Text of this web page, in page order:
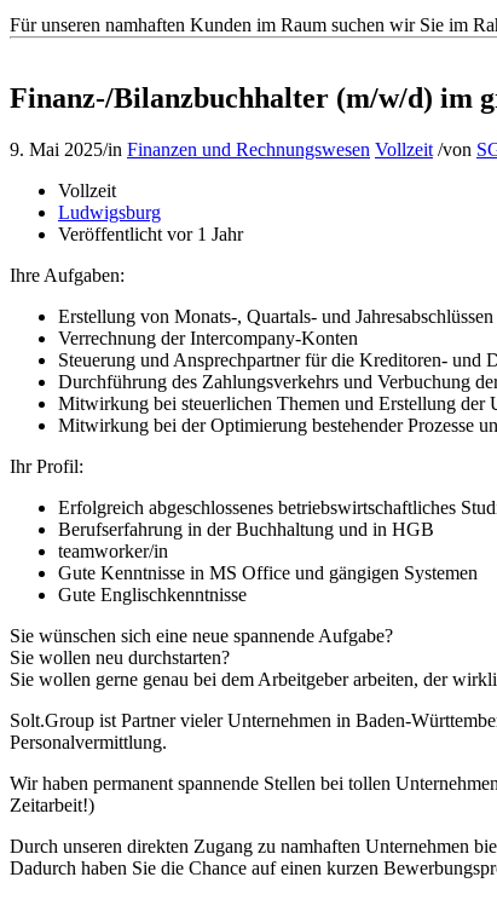
Für unseren namhaften Kunden im Raum suchen wir Sie im
Finanz-/Bilanzbuchhalter (m/w/d) im
9. Mai 2025/in Finanzen und Rechnungswesen Vollzeit /von
Vollzeit
Ludwigsburg
Veröffentlicht vor 1 Jahr
Ihre Aufgaben:
Erstellung von Monats-, Quartals- und
Verrechnung der Intercompany-Konten
Steuerung und Ansprechpartner für die Kreditoren- und
Durchführung des Zahlungsverkehrs und Verbuchung
Mitwirkung bei steuerlichen Themen und Erstellung der
Mitwirkung bei der Optimierung bestehender Prozesse
Ihr Profil:
Erfolgreich abgeschlossenes betriebswirtschaftliches
Berufserfahrung in der Buchhaltung und in HGB
teamworker/in
Gute Kenntnisse in MS Office und gängigen Systemen
Gute Englischkenntnisse
Sie wünschen sich eine neue spannende Aufgabe?
Sie wollen neu durchstarten?
Sie wollen gerne genau bei dem Arbeitgeber arbeiten, der
Solt.Group ist Partner vieler Unternehmen in Baden-
Personalvermittlung.
Wir haben permanent spannende Stellen bei tollen
Zeitarbeit!)
Durch unseren direkten Zugang zu namhaften Unternehmen
Dadurch haben Sie die Chance auf einen kurzen